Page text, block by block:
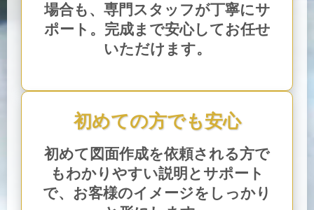
場合も、専門スタッフが丁寧にサ
ポート。完成まで安心してお任せ
いただけます。
初めての方でも安心
初めて図面作成を依頼される方で
もわかりやすい説明とサポート
で、お客様のイメージをしっかり